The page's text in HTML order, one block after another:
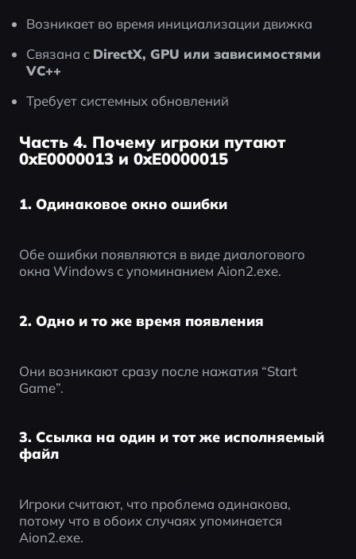
Возникает во время инициализации движка
Связана с DirectX, GPU или зависимостями
VC++
Требует системных обновлений
Часть 4. Почему игроки путают
0xE0000013 и 0xE0000015
1. Одинаковое окно ошибки
Обе ошибки появляются в виде диалогового
окна Windows с упоминанием Aion2.exe.
2. Одно и то же время появления
Они возникают сразу после нажатия “Start
Game”.
3. Ссылка на один и тот же исполняемый
файл
Игроки считают, что проблема одинакова,
потому что в обоих случаях упоминается
Aion2.exe.